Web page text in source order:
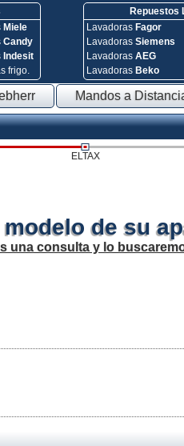
Miele
Candy
Indesit
frigo.
Repuestos
Lavadoras Fagor
Lavadoras Siemens
Lavadoras AEG
Lavadoras Beko
Mandos a
ELTAX
de su
una consulta y lo